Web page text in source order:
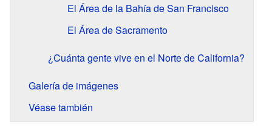
El Área de la Bahía de San Francisco
El Área de Sacramento
¿Cuánta gente vive en el Norte de California?
Galería de imágenes
Véase también